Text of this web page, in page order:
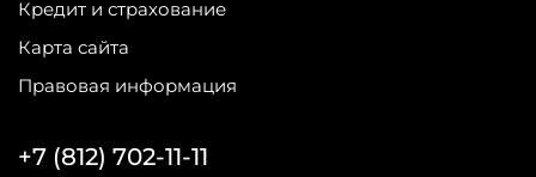
Кредит и страхование
Карта сайта
Правовая информация
+7 (812) 702-11-11